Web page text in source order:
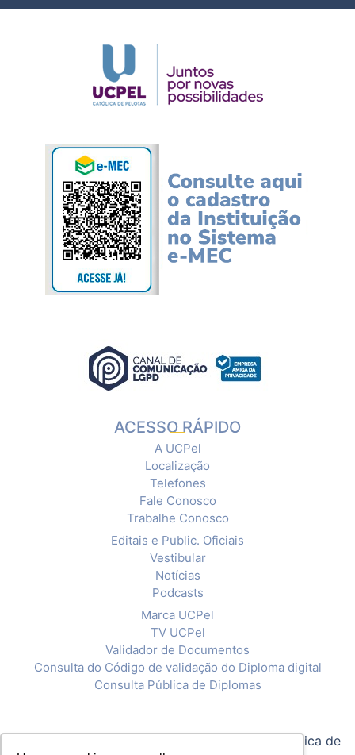
ACESSO RÁPIDO
A UCPel
Localização
Telefones
Fale Conosco
Trabalhe Conosco
Editais e Public. Oficiais
Vestibular
Notícias
Podcasts
Marca UCPel
TV UCPel
Validador de Documentos
Consulta do Código de validação do Diploma digital
Consulta Pública de Diplomas
Política de